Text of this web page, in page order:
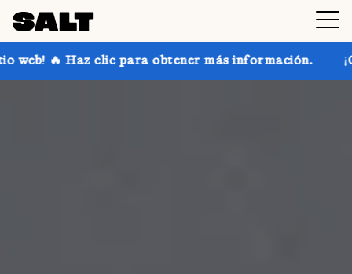
obtener más información. ¡Consigue hasta un 30